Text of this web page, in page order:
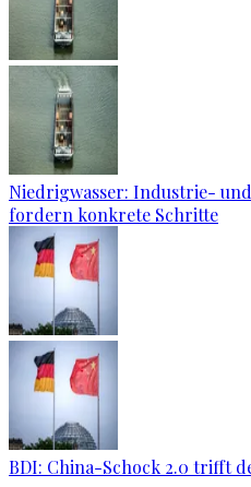
Niedrigwasser: Industrie-
fordern konkrete Schritte
BDI: China-Schock 2.0 trifft